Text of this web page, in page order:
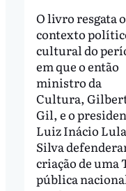
O livro resgata o
contexto
cultural do
em que o então
ministro da
Cultura,
Gil, e o
Luiz Inácio
Silva
criação de uma
pública